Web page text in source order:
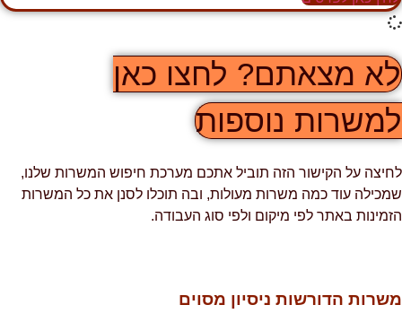
מצאתם? לחצו כאן
נוספות
על הקישור הזה תוביל אתכם מערכת חיפוש המשרות שלנו,
עוד כמה משרות מעולות, ובה תוכלו לסנן את כל המשרות
באתר לפי מיקום ולפי סוג העבודה.
הדורשות ניסיון מסוים